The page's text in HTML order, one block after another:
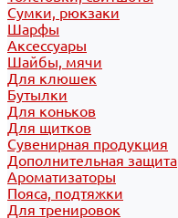
Сумки, рюкзаки
Шарфы
Аксессуары
Шайбы, мячи
Для клюшек
Бутылки
Для коньков
Для щитков
Сувенирная продукция
Дополнительная защита
Ароматизаторы
Пояса, подтяжки
Для тренировок